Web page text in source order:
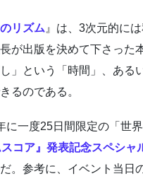
リズム 』は、3次元的に
が出版を決めて下さった
」という「時間」、あ
るのである。
に一度25日間限定の「世
スコア』発表記念スペシャ
。参考に、イベント当日